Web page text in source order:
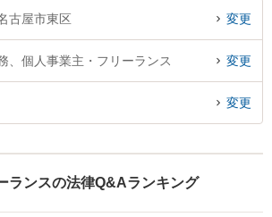
古屋市東区 変更
、個人事業主・フリーランス 変更
変更
ランスの法律Q&Aランキング